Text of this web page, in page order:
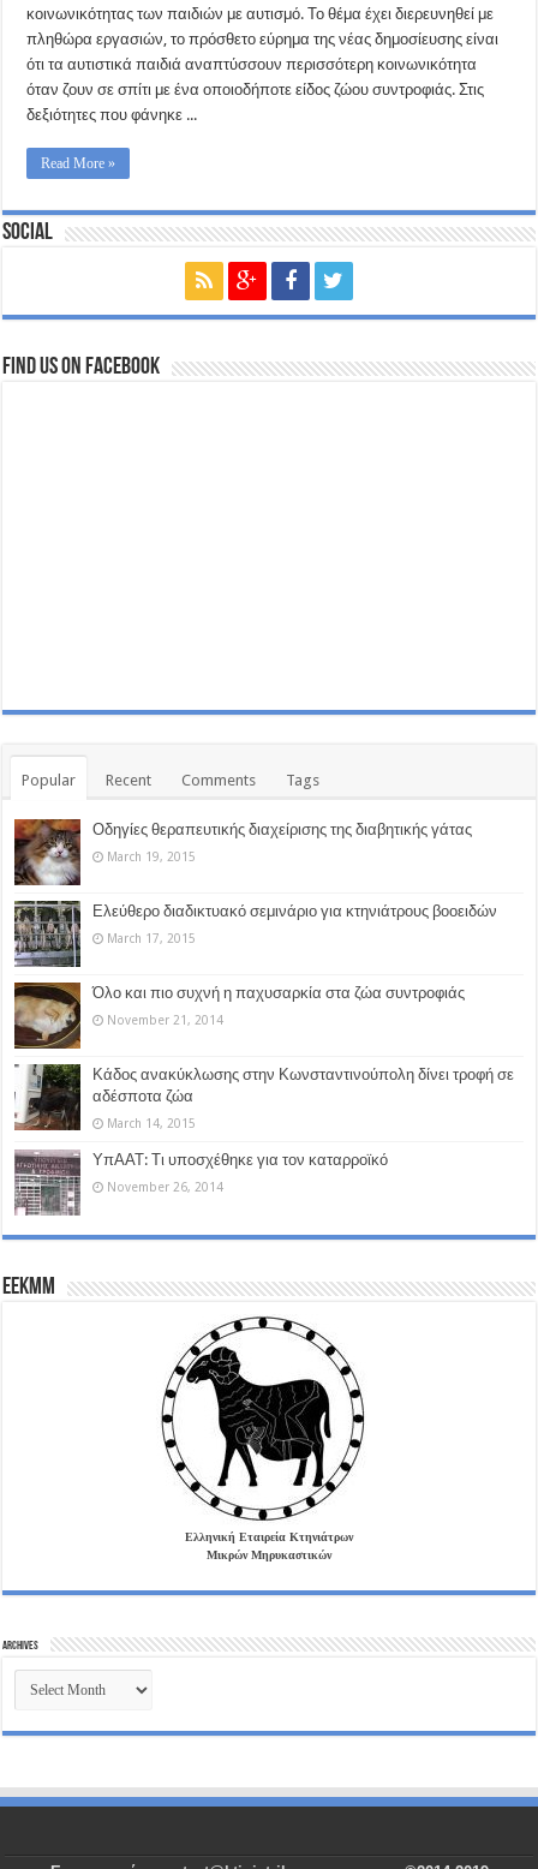
κοινωνικότητας των παιδιών με αυτισμό. Το θέμα έχει διερευνηθεί με
πληθώρα εργασιών, το πρόσθετο εύρημα της νέας δημοσίευσης είναι
ότι τα αυτιστικά παιδιά αναπτύσσουν περισσότερη κοινωνικότητα
όταν ζουν σε σπίτι με ένα οποιοδήποτε είδος ζώου συντροφιάς. Στις
δεξιότητες που φάνηκε ...
Read More »
Social
Find us on Facebook
Popular Recent Comments Tags
Οδηγίες θεραπευτικής διαχείρισης της διαβητικής γάτας
March 19, 2015
Ελεύθερο διαδικτυακό σεμινάριο για κτηνιάτρους βοοειδών
March 17, 2015
Όλο και πιο συχνή η παχυσαρκία στα ζώα συντροφιάς
November 21, 2014
Κάδος ανακύκλωσης στην Κωνσταντινούπολη δίνει τροφή σε
αδέσποτα ζώα
March 14, 2015
ΥπΑΑΤ: Τι υποσχέθηκε για τον καταρροϊκό
November 26, 2014
EEKMM
Ελληνική Εταιρεία Κτηνιάτρων
Μικρών Μηρυκαστικών
Archives
Archives